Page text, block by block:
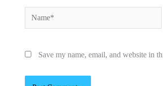
Name*
Save my name, email, and website in